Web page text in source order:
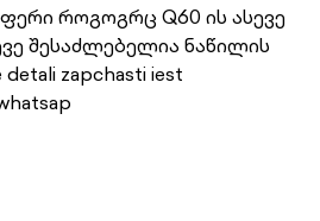
როგოგრც Q60 ის ასევე
შესაძლებელია ნაწილის
zapchasti iest